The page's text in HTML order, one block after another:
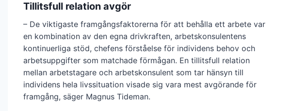
Tillitsfull relation avgör
– De viktigaste framgångsfaktorerna för att behålla ett arbete var
en kombination av den egna drivkraften, arbetskonsulentens
kontinuerliga stöd, chefens förståelse för individens behov och
arbetsuppgifter som matchade förmågan. En tillitsfull relation
mellan arbetstagare och arbetskonsulent som tar hänsyn till
individens hela livssituation visade sig vara mest avgörande för
framgång, säger Magnus Tideman.